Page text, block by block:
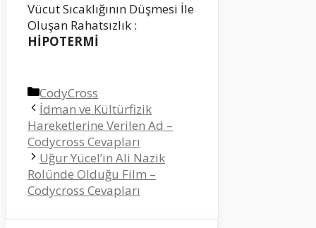
Vücut Sıcaklığının Düşmesi İle
Oluşan Rahatsızlık :
HİPOTERMİ
Kategoriler
CodyCross
İdman ve Kültürfizik
Hareketlerine Verilen Ad –
Codycross Cevapları
Uğur Yücel’in Ali Nazik
Rolünde Olduğu Film –
Codycross Cevapları